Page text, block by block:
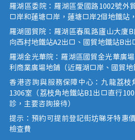
羅湖區委院：羅湖區愛國路1002號外
口岸和蓮塘口岸，蓮塘口岸2個地鐵站
羅湖國貿院：羅湖區春風路廬山大廈B
向西村地鐵站A2出口、國貿地鐵站B出
羅湖金光華院：羅湖區國貿金光華廣
利商業廣場地鋪（近羅湖口岸、國貿地
香港咨詢與服務保障中心：九龍荔枝
1306室（荔枝角地鐵站B1出口直行
診，主要咨詢接待）
提示：預約可提前登記街坊睇牙特惠
檢查費